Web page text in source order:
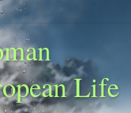
Life